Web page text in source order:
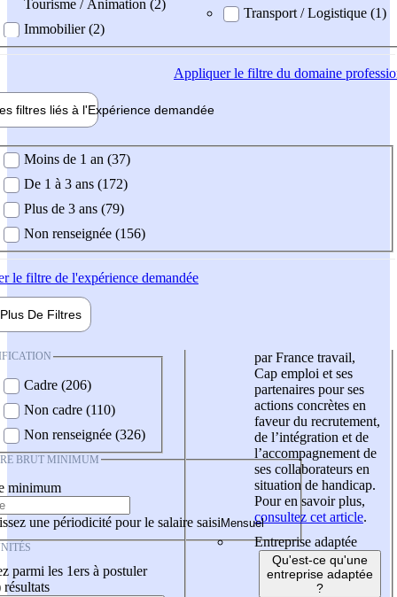
Tourisme / Animation (2)
Immobilier (2)
Transport / Logistique (1)
Appliquerle filtre du domaine
filtres liés à l'Expérience demandée
demandée
Moins de 1 an (37)
De 1 à 3 ans (172)
Plus de 3 ans (79)
Non renseignée (156)
le filtre de l'expérience demandée
Plus De Filtres
Cadre (206)
Non cadre (110)
Non renseignée (326)
BRUT MINIMUM
minimum
une périodicité pour le salaire saisi
parmi les 1ers à postuler
résultats
par France travail,
Cap emploi et ses
partenaires pour ses
actions concrètes en
faveur du recrutement,
de l’intégration et de
l’accompagnement de
ses collaborateurs en
situation de handicap.
Pour en savoir plus,
consultez cet article.
Entreprise adaptée
Qu'est-ce qu'une
entreprise adaptée
?